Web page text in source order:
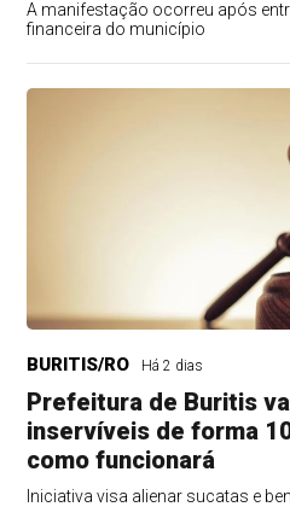
A manifestação ocorreu após
financeira do município
BURITIS/RO Há 2 dias
Prefeitura de Buritis
inservíveis de forma
como funcionará
Iniciativa visa alienar sucatas e